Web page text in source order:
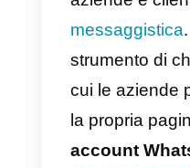
Infine,
strumento
sviluppare
report,